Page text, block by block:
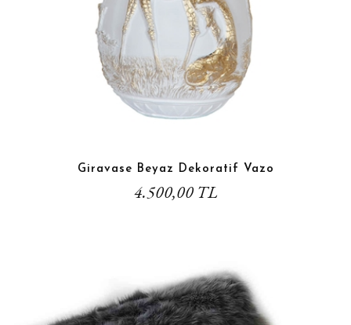
Giravase Beyaz Dekoratif Vazo
4.500,00 TL